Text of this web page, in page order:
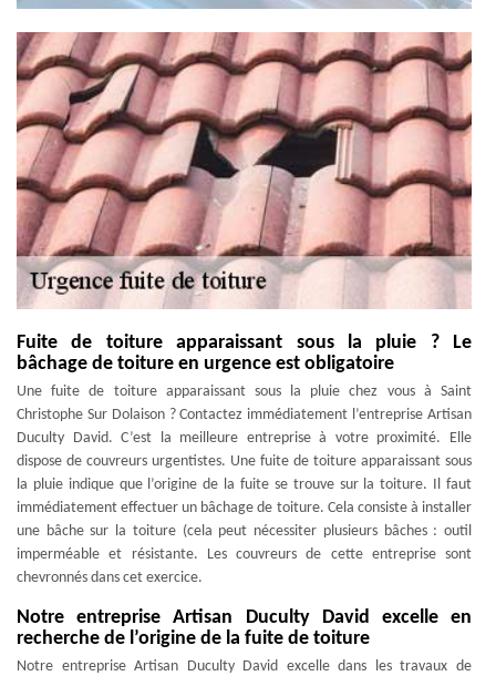
Fuite de toiture apparaissant sous la pluie ? Le
bâchage de toiture en urgence est obligatoire
Une fuite de toiture apparaissant sous la pluie chez vous à Saint
Christophe Sur Dolaison ? Contactez immédiatement l’entreprise Artisan
Duculty David. C’est la meilleure entreprise à votre proximité. Elle
dispose de couvreurs urgentistes. Une fuite de toiture apparaissant sous
la pluie indique que l’origine de la fuite se trouve sur la toiture. Il faut
immédiatement effectuer un bâchage de toiture. Cela consiste à installer
une bâche sur la toiture (cela peut nécessiter plusieurs bâches : outil
imperméable et résistante. Les couvreurs de cette entreprise sont
chevronnés dans cet exercice.
Notre entreprise Artisan Duculty David excelle en
recherche de l’origine de la fuite de toiture
Notre entreprise Artisan Duculty David excelle dans les travaux de